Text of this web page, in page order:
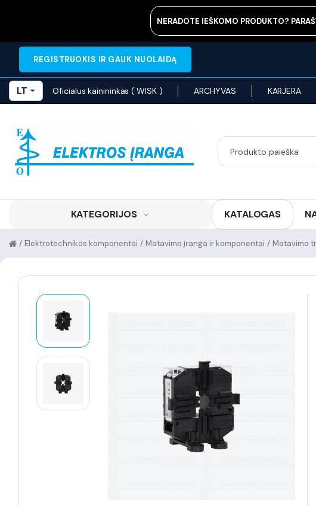
NERADOTE IEŠKOMO PRODUKTO?
REGISTRUOKIS IR GAUK NUOLAIDĄ
LT Oficialus kainininkas ( WISK ) ARCHYVAS KARJERA
KATEGORIJOS KATALOGAS
Matavimo
/
Matavimo įranga ir komponentai
/
Elektrotechnikos komponentai
/